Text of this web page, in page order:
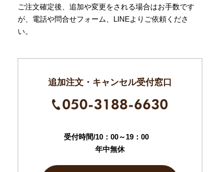
ご注文確定後、追加や変更をされる場合はお手数です
が、電話や問合せフォーム、LINEよりご依頼くださ
い。
追加注文・キャンセル受付窓口
受付時間/10：00～19：00
年中無休